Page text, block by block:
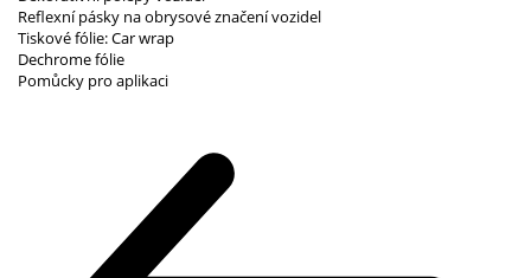
Reflexní pásky na obrysové značení vozidel
Tiskové fólie: Car wrap
Dechrome fólie
Pomůcky pro aplikaci